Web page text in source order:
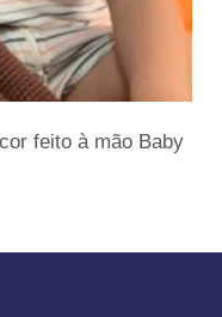
feito à mão Baby